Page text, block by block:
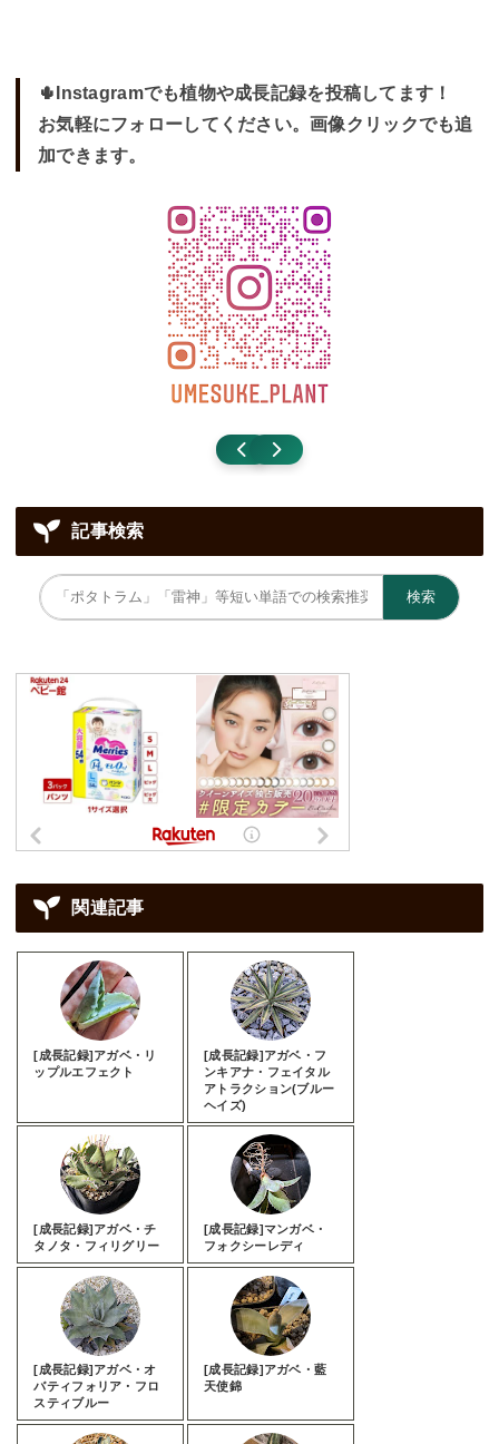
🌵Instagramでも植物や成長記録を投稿してます！
お気軽にフォローしてください。画像クリックでも追
加できます。
記事検索
検索
関連記事
[成長記録]アガベ・リ
ップルエフェクト
[成長記録]アガベ・フ
ンキアナ・フェイタル
アトラクション(ブルー
ヘイズ)
[成長記録]アガベ・チ
タノタ・フィリグリー
[成長記録]マンガベ・
フォクシーレディ
[成長記録]アガベ・オ
バティフォリア・フロ
スティブルー
[成長記録]アガベ・藍
天使錦